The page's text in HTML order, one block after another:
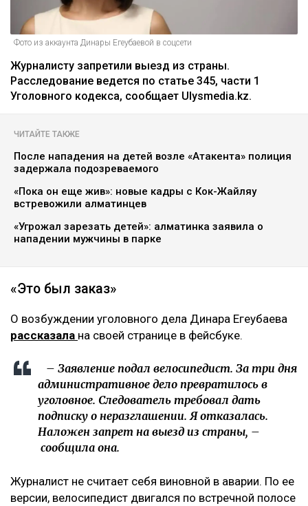
Фото из аккаунта Динары Егеубаевой в соцсети
Журналисту запретили выезд из страны.
Расследование ведется по статье 345, части 1
Уголовного кодекса, сообщает Ulysmedia.kz.
ЧИТАЙТЕ ТАКЖЕ
После нападения на детей возле «Атакента» полиция
задержала подозреваемого
«Пока он еще жив»: новые кадры с Кок-Жайляу
встревожили алматинцев
«Угрожал зарезать детей»: алматинка заявила о
нападении мужчины в парке
«Это был заказ»
О возбуждении уголовного дела Динара Егеубаева
рассказала на своей странице в фейсбуке.
– Заявление подал велосипедист. За три дня
административное дело превратилось в
уголовное. Следователь требовал дать
подписку о неразглашении. Я отказалась.
Наложен запрет на выезд из страны, –
сообщила она.
Журналист не считает себя виновной в аварии. По ее
версии, велосипедист двигался по встречной полосе